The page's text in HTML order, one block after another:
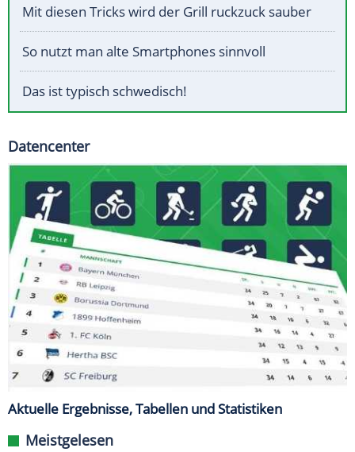
Mit diesen Tricks wird der Grill ruckzuck sauber
So nutzt man alte Smartphones sinnvoll
Das ist typisch schwedisch!
Datencenter
Aktuelle Ergebnisse, Tabellen und Statistiken
Meistgelesen